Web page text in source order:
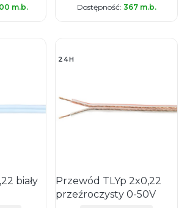
m.b. Dostępność: 367 m.b.
biały
24H
Przewód TLYp 2x0,22
przeźroczysty 0-50V